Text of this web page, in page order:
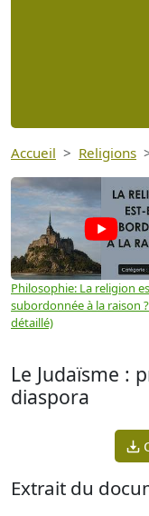
Accueil Religions
Philosophie: La religion
subordonnée à la raison
détaillé)
Le Judaïsme :
diaspora
Extrait du